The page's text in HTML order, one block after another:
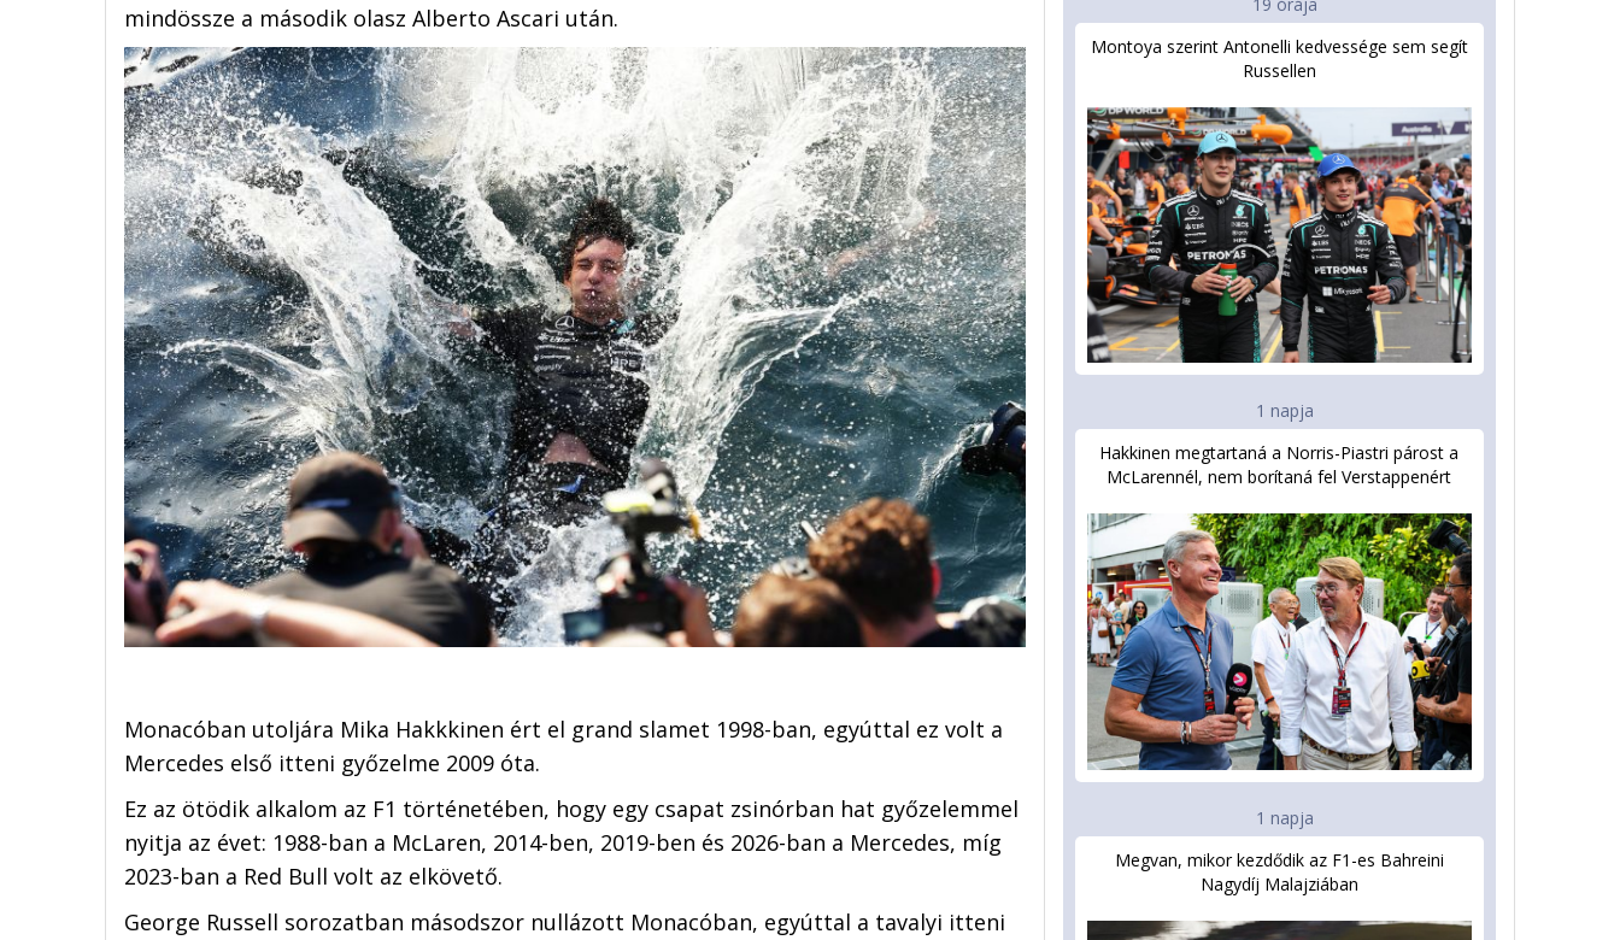
mindössze a második olasz Alberto Ascari után.
Monacóban utoljára Mika Hakkkinen ért el grand slamet 1998-ban, egyúttal ez volt a
Mercedes első itteni győzelme 2009 óta.
Ez az ötödik alkalom az F1 történetében, hogy egy csapat zsinórban hat győzelemmel
nyitja az évet: 1988-ban a McLaren, 2014-ben, 2019-ben és 2026-ban a Mercedes, míg
2023-ban a Red Bull volt az elkövető.
George Russell sorozatban másodszor nullázott Monacóban, egyúttal a tavalyi itteni
Montoya szerint Antonelli kedvessége sem segít
Russellen
1 napja
Hakkinen megtartaná a Norris-Piastri párost a
McLarennél, nem borítaná fel Verstappenért
1 napja
Megvan, mikor kezdődik az F1-es Bahreini
Nagydíj Malajziában